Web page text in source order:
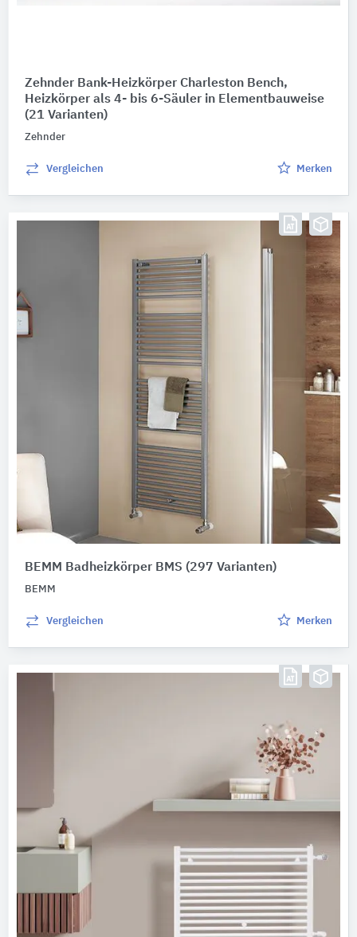
Zehnder Bank-Heizkörper Charleston Bench,
Heizkörper als 4- bis 6-Säuler in Elementbauweise
(21 Varianten)
Zehnder
Vergleichen Merken
BEMM Badheizkörper BMS (297 Varianten)
BEMM
Vergleichen Merken